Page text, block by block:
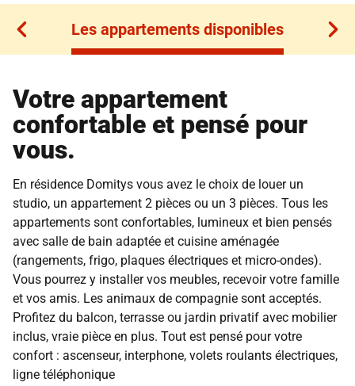
Les appartements disponibles
Les appartements disponibles
Votre appartement
confortable et pensé pour
vous.
En résidence Domitys vous avez le choix de louer un
studio, un appartement 2 pièces ou un 3 pièces. Tous les
appartements sont confortables, lumineux et bien pensés
avec salle de bain adaptée et cuisine aménagée
(rangements, frigo, plaques électriques et micro-ondes).
Vous pourrez y installer vos meubles, recevoir votre famille
et vos amis. Les animaux de compagnie sont acceptés.
Profitez du balcon, terrasse ou jardin privatif avec mobilier
inclus, vraie pièce en plus. Tout est pensé pour votre
confort : ascenseur, interphone, volets roulants électriques,
ligne téléphonique